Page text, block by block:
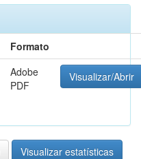
Formato
Adobe
PDF
Visualizar/Abrir
Visualizar estatísticas